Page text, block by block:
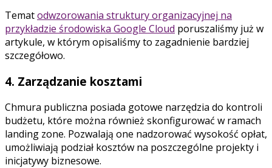
Tematodwzorowania struktury organizacyjnej na
przykładzie środowiska Google Cloud poruszaliśmy już w
artykule, w którym opisaliśmy to zagadnienie bardziej
szczegółowo.
4. Zarządzanie kosztami
Chmura publiczna posiada gotowe narzędzia do kontroli
budżetu, które można również skonfigurować w ramach
landing zone. Pozwalają one nadzorować wysokość opłat,
umożliwiają podział kosztów na poszczególne projekty i
inicjatywy biznesowe.